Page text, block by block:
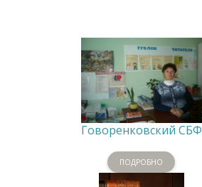
Говоренковский СБФ
ПОДРОБНО